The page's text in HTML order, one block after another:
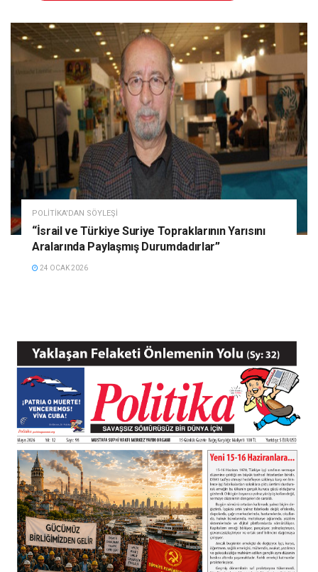
POLITIKA'DAN SÖYLEŞI
“İsrail ve Türkiye Suriye Topraklarının Yarısını
Aralarında Paylaşmış Durumdadırlar”
24 OCAK 2026